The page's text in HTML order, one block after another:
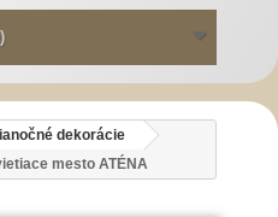
dekorácie
mesto ATÉNA